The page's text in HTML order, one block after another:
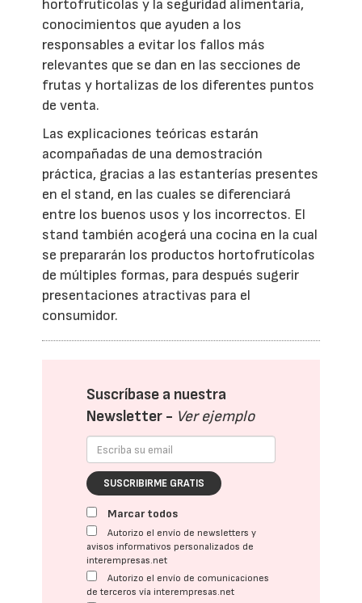
hortofrutícolas y la seguridad alimentaria,
conocimientos que ayuden a los
responsables a evitar los fallos más
relevantes que se dan en las secciones de
frutas y hortalizas de los diferentes puntos
de venta.
Las explicaciones teóricas estarán
acompañadas de una demostración
práctica, gracias a las estanterías presentes
en el stand, en las cuales se diferenciará
entre los buenos usos y los incorrectos. El
stand también acogerá una cocina en la cual
se prepararán los productos hortofrutícolas
de múltiples formas, para después sugerir
presentaciones atractivas para el
consumidor.
Suscríbase a nuestra
Newsletter - Ver ejemplo
SUSCRIBIRME GRATIS
Marcar todos
Autorizo el envío de newsletters y
avisos informativos personalizados de
interempresas.net
Autorizo el envío de comunicaciones
de terceros vía interempresas.net